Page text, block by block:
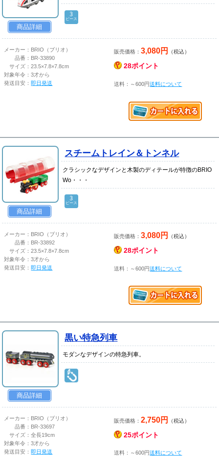
商品詳細
3
ピース
メーカー： BRIO（ブリオ）
品番： BR-33890
サイズ：23.5×7.8×7.8cm
対象年令：3才から
発送目安：即日発送
販売価格：3,080円 （税込）
28ポイント
送料：～600円送料について
商品詳細
スチームトレイン＆トンネル
クラシックなデザインと木製のディテールが特徴のBRIO
Wo・・・
3
ピース
メーカー： BRIO（ブリオ）
品番： BR-33892
サイズ：23.5×7.8×7.8cm
対象年令：3才から
発送目安：即日発送
販売価格：3,080円 （税込）
28ポイント
送料：～600円送料について
商品詳細
黒い特急列車
モダンなデザインの特急列車。
メーカー： BRIO（ブリオ）
品番： BR-33697
サイズ：全長19cm
対象年令：3才から
発送目安：即日発送
販売価格：2,750円 （税込）
25ポイント
送料：～600円送料について